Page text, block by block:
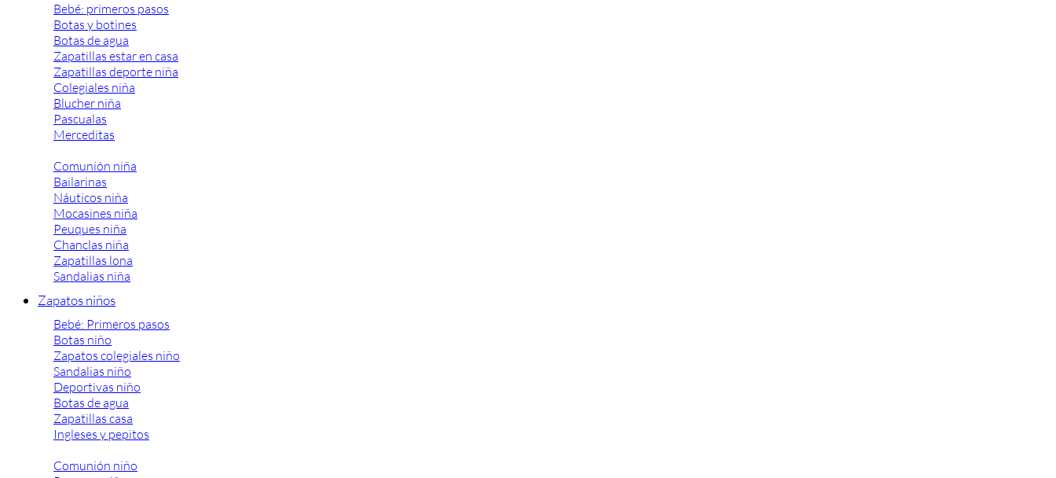
Bebé: primeros pasos
Botas y botines
Botas de agua
Zapatillas estar en casa
Zapatillas deporte niña
Colegiales niña
Blucher niña
Pascualas
Merceditas
Comunión niña
Bailarinas
Náuticos niña
Mocasines niña
Peuques niña
Chanclas niña
Zapatillas lona
Sandalias niña
Zapatos niños
Bebé: Primeros pasos
Botas niño
Zapatos colegiales niño
Sandalias niño
Deportivas niño
Botas de agua
Zapatillas casa
Ingleses y pepitos
Comunión niño